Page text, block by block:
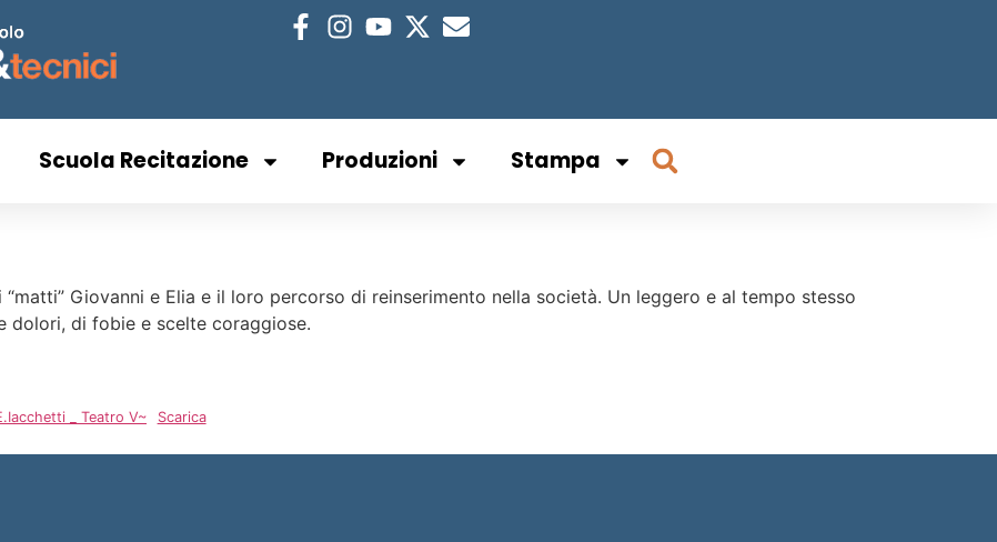
Scuola Recitazione Produzioni Stampa
Giovanni e Elia e il loro percorso di reinserimento nella società. Un leggero e al tempo stesso
dolori, di fobie e scelte coraggiose.
_ Teatro V~ Scarica